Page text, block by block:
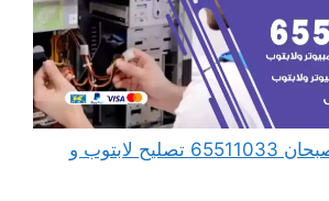
مهندس كمبيوتر صبحان 65511033 تصليح لابتوب و